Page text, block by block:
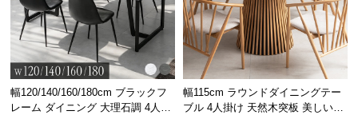
い
て
開
梱
幅120/140/160/180cm ブラックフ
レーム ダイニング 大理石調 4人掛
幅115cm ラウンドダイニングテー
ブル 4人掛け 天然木突板 美しい格